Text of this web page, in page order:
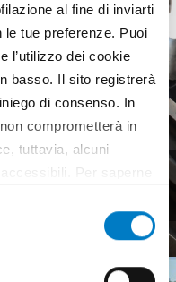
al fine di inviarti
tue preferenze. Puoi
l’utilizzo dei cookie
basso. Il sito registrerà
di consenso. In
comprometterà in
tuttavia, alcuni
di essi, ti